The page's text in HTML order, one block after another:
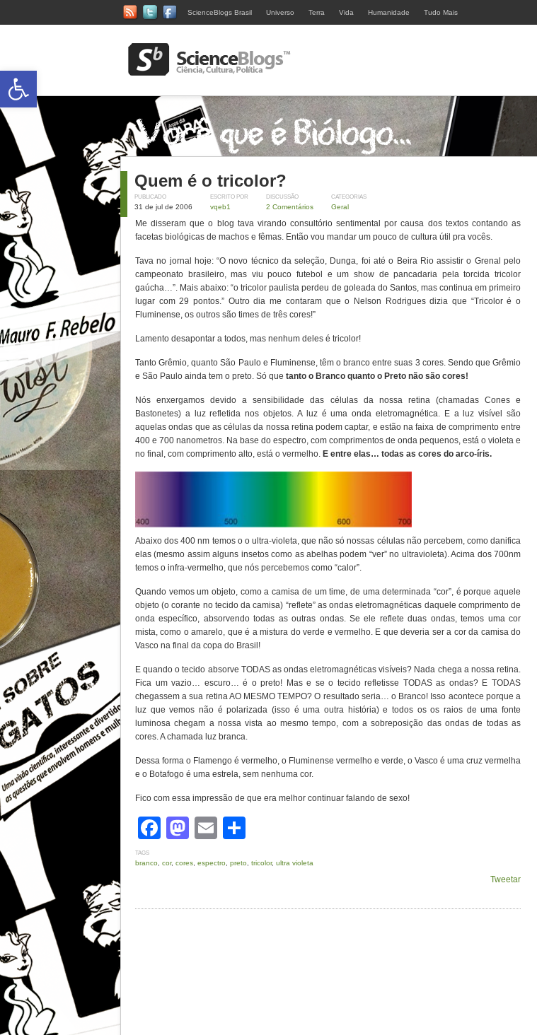
ScienceBlogs Brasil Universo Terra Vida Humanidade Tudo Mais
Quem é o tricolor?
PUBLICADO
31 de jul de 2006
ESCRITO POR
vqeb1
DISCUSSÃO
2 Comentários
CATEGORIAS
Geral
Me disseram que o blog tava virando consultório sentimental por causa dos textos contando as
facetas biológicas de machos e fêmas. Então vou mandar um pouco de cultura útil pra vocês.
Tava no jornal hoje: “O novo técnico da seleção, Dunga, foi até o Beira Rio assistir o Grenal pelo
campeonato brasileiro, mas viu pouco futebol e um show de pancadaria pela torcida tricolor
gaúcha…”. Mais abaixo: “o tricolor paulista perdeu de goleada do Santos, mas continua em primeiro
lugar com 29 pontos.” Outro dia me contaram que o Nelson Rodrigues dizia que “Tricolor é o
Fluminense, os outros são times de três cores!”
Lamento desapontar a todos, mas nenhum deles é tricolor!
Tanto Grêmio, quanto São Paulo e Fluminense, têm o branco entre suas 3 cores. Sendo que Grêmio
e São Paulo ainda tem o preto. Só que tanto o Branco quanto o Preto não são cores!
Nós enxergamos devido a sensibilidade das células da nossa retina (chamadas Cones e
Bastonetes) a luz refletida nos objetos. A luz é uma onda eletromagnética. E a luz visível são
aquelas ondas que as células da nossa retina podem captar, e estão na faixa de comprimento entre
400 e 700 nanometros. Na base do espectro, com comprimentos de onda pequenos, está o violeta e
no final, com comprimento alto, está o vermelho. E entre elas… todas as cores do arco-íris.
Abaixo dos 400 nm temos o o ultra-violeta, que não só nossas células não percebem, como danifica
elas (mesmo assim alguns insetos como as abelhas podem “ver” no ultravioleta). Acima dos 700nm
temos o infra-vermelho, que nós percebemos como “calor”.
Quando vemos um objeto, como a camisa de um time, de uma determinada “cor”, é porque aquele
objeto (o corante no tecido da camisa) “reflete” as ondas eletromagnéticas daquele comprimento de
onda específico, absorvendo todas as outras ondas. Se ele reflete duas ondas, temos uma cor
mista, como o amarelo, que é a mistura do verde e vermelho. E que deveria ser a cor da camisa do
Vasco na final da copa do Brasil!
E quando o tecido absorve TODAS as ondas eletromagnéticas visíveis? Nada chega a nossa retina.
Fica um vazio… escuro… é o preto! Mas e se o tecido refletisse TODAS as ondas? E TODAS
chegassem a sua retina AO MESMO TEMPO? O resultado seria… o Branco! Isso acontece porque a
luz que vemos não é polarizada (isso é uma outra história) e todos os os raios de uma fonte
luminosa chegam a nossa vista ao mesmo tempo, com a sobreposição das ondas de todas as
cores. A chamada luz branca.
Dessa forma o Flamengo é vermelho, o Fluminense vermelho e verde, o Vasco é uma cruz vermelha
e o Botafogo é uma estrela, sem nenhuma cor.
Fico com essa impressão de que era melhor continuar falando de sexo!
Facebook
Mastodon
Email
TAGS
branco cor, cores espectro preto tricolor, ultra violeta
Tweetar
Abrir a barra de ferramentas